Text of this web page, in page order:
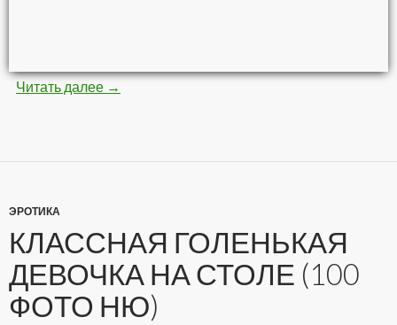
Читать далее Невероятные картины кистью и красками
→
ЭРОТИКА
КЛАССНАЯ ГОЛЕНЬКАЯ
ДЕВОЧКА НА СТОЛЕ (100
ФОТО НЮ)